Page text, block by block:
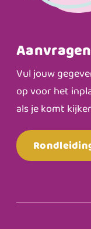
Vul jouw
op voor het
als je komt